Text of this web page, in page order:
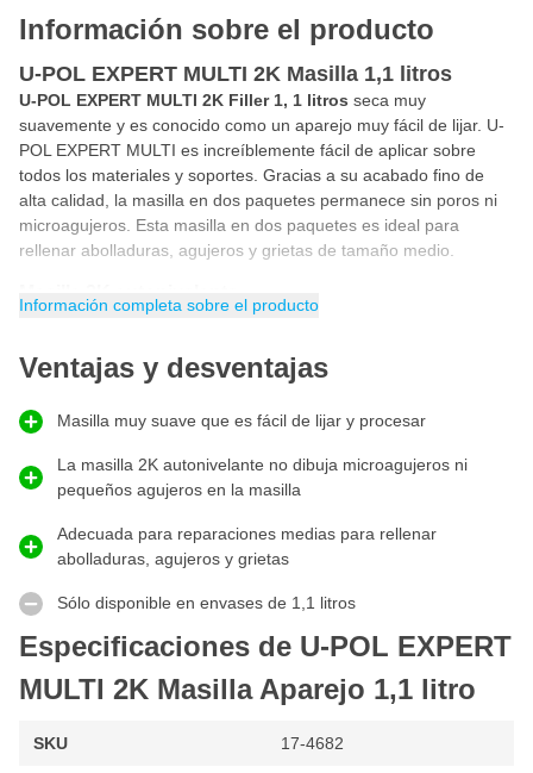
Información sobre el producto
U-POL EXPERT MULTI 2K Masilla 1,1 litros
U-POL EXPERT MULTI 2K Filler 1, 1 litros seca muy
suavemente y es conocido como un aparejo muy fácil de lijar. U-
POL EXPERT MULTI es increíblemente fácil de aplicar sobre
todos los materiales y soportes. Gracias a su acabado fino de
alta calidad, la masilla en dos paquetes permanece sin poros ni
microagujeros. Esta masilla en dos paquetes es ideal para
rellenar abolladuras, agujeros y grietas de tamaño medio.
La masilla 2K autonivelante se seca muy suave y no hace
EXPERT MULTI es una de estas masillas 2K autonivelantes. La
masilla lisa es increíblemente fácil de aplicar y lijar hasta
conseguir la base perfecta para su imprimación o fondo.
Masilla extremadamente fácil de lijar
U-POL EXPERT MULTI es una masilla extremadamente fácil de
extremadamente lisa, no tiene que lijar tan intensamente,
ahorrándole papel de lija. Además, esta masilla lisa es
procesar
La masilla se seca lisa, por lo que requiere menos lijado
Información completa sobre el producto
Ventajas y desventajas
Masilla muy suave que es fácil de lijar y procesar
La masilla 2K autonivelante no dibuja microagujeros ni
pequeños agujeros en la masilla
Adecuada para reparaciones medias para rellenar
abolladuras, agujeros y grietas
Sólo disponible en envases de 1,1 litros
Especificaciones de U-POL EXPERT
MULTI 2K Masilla Aparejo 1,1 litro
SKU 17-4682